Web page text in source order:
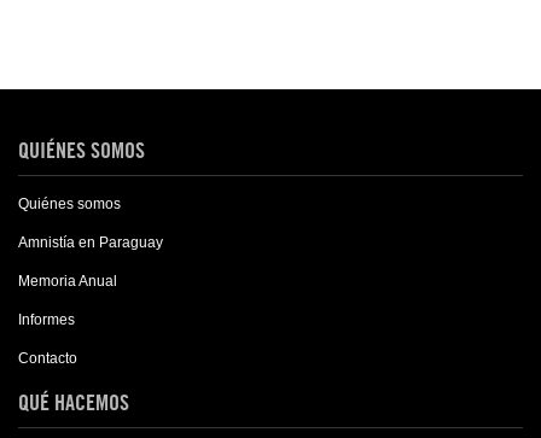
QUIÉNES SOMOS
Quiénes somos
Amnistía en Paraguay
Memoria Anual
Informes
Contacto
QUÉ HACEMOS